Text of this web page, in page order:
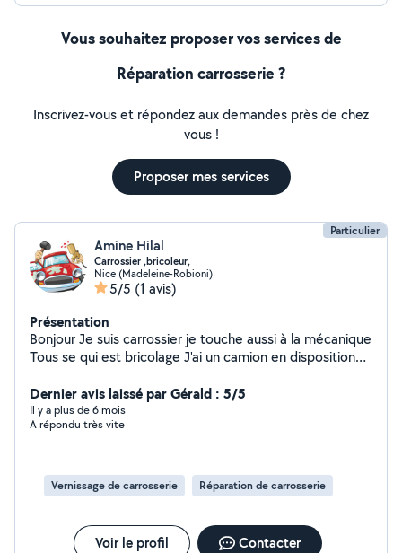
Vous souhaitez proposer vos services de
Réparation carrosserie ?
Inscrivez-vous et répondez aux demandes près de chez
vous !
Proposer mes services
Particulier
Amine Hilal
Carrossier ,bricoleur,
Nice (Madeleine-Robioni)
5/5 (1 avis)
Présentation
Bonjour Je suis carrossier je touche aussi à la mécanique
Tous se qui est bricolage J'ai un camion en disposition
contacter
Dernier avis laissé par Gérald : 5/5
Il y a plus de 6 mois
A répondu très vite
Vernissage de carrosserie Réparation de carrosserie
Voir le profil Contacter